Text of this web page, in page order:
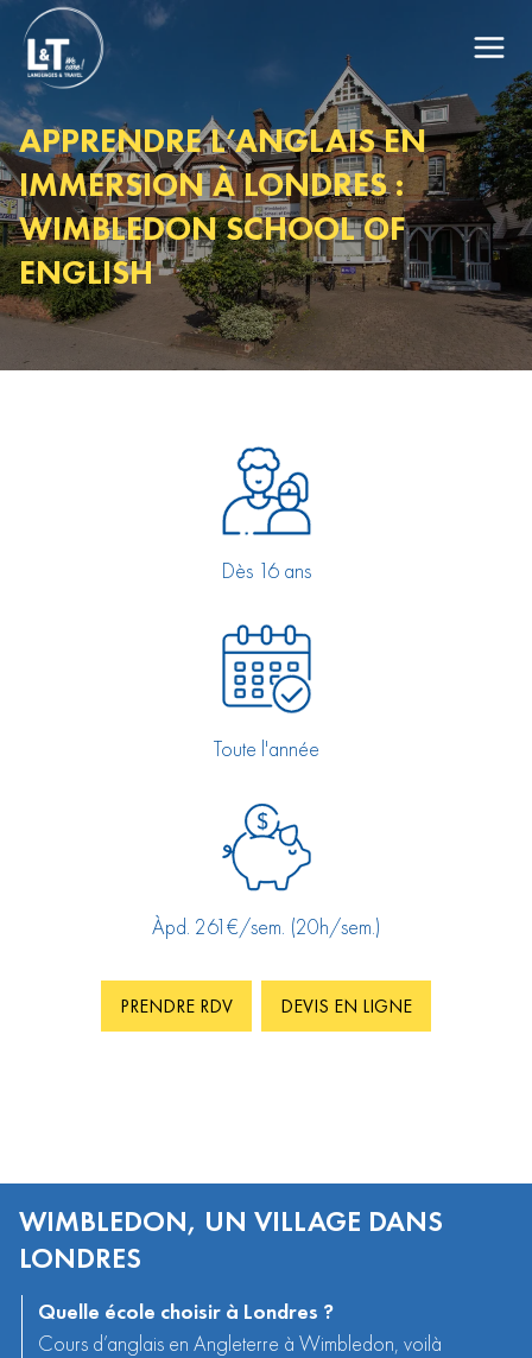
APPRENDRE L’ANGLAIS EN
IMMERSION À LONDRES :
WIMBLEDON SCHOOL OF
ENGLISH
Dès 16 ans
Toute l'année
Àpd. 261€/sem. (20h/sem.)
PRENDRE RDV DEVIS EN LIGNE
WIMBLEDON, UN VILLAGE DANS
LONDRES
Quelle école choisir à Londres ?
Cours d’anglais en Angleterre à Wimbledon, voilà